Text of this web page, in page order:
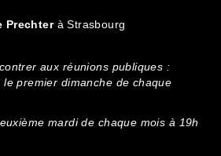
Prechterà Strasbourg
aux réunions publiques :
le premier dimanche de chaque
mardi de chaque mois à 19h